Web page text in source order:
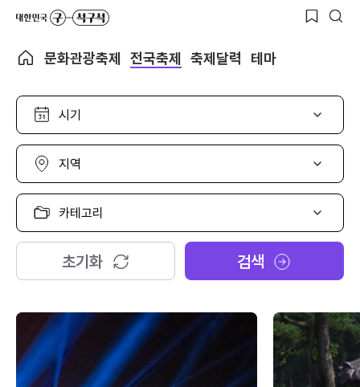
문화관광축제 전국축제 축제달력 테마
시
선
택
지
선
택
카
고
리
택
초기화 검색